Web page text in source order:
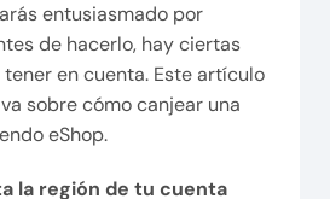
entusiasmado por
de hacerlo, hay ciertas
en cuenta. Este artículo
sobre cómo canjear una
eShop.
la región de tu cuenta